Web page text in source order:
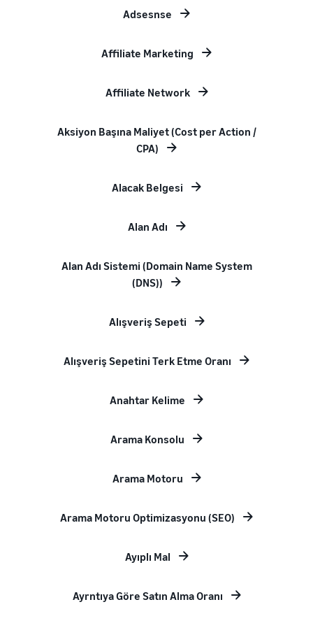
Adsesnse
Affiliate Marketing
Affiliate Network
Aksiyon Başına Maliyet (Cost per Action /
CPA)
Alacak Belgesi
Alan Adı
Alan Adı Sistemi (Domain Name System
(DNS))
Alışveriş Sepeti
Alışveriş Sepetini Terk Etme Oranı
Anahtar Kelime
Arama Konsolu
Arama Motoru
Arama Motoru Optimizasyonu (SEO)
Ayıplı Mal
Ayrntıya Göre Satın Alma Oranı